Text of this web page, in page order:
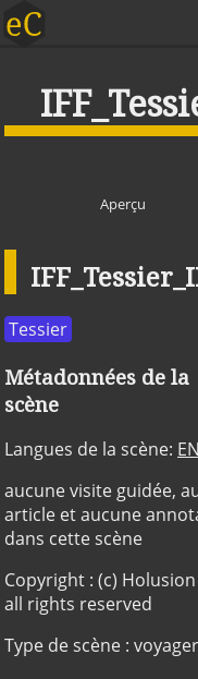
Aperçu
Tessier
Métadonnées de la
scène
Langues de la scène: EN
aucune visite guidée,
article et aucune
dans cette scène
Copyright : (c) Holusion
all rights reserved
Type de scène : voyager